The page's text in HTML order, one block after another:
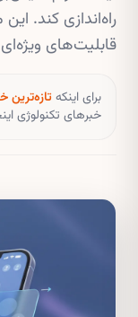
راه‌اندازی کند.
قابلیت‌های ویژه‌ای
برای اینکهتازه‌ترین
خبرهای تکنولوژی